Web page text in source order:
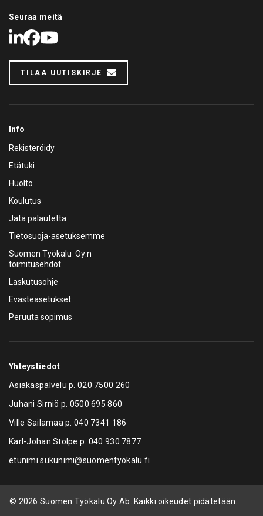
Seuraa meitä
LinkedIn
Facebook
Youtube
TILAA UUTISKIRJE
Info
Rekisteröidy
Etätuki
Huolto
Koulutus
Jätä palautetta
Tietosuoja-asetuksemme
Suomen Työkalu Oy:n
toimitusehdot
Laskutusohje
Evästeasetukset
Peruuta sopimus
Yhteystiedot
Asiakaspalvelu p.020 7500 260
Juhani Sirniö p. 0500 695 860
Ville Sailamaa p.040 7341 186
Karl-Johan Stolpe p. 040 930 7877
etunimi.sukunimi@suomentyokalu.fi
© 2026 Suomen Työkalu Oy Ab. Kaikki oikeudet pidätetään.